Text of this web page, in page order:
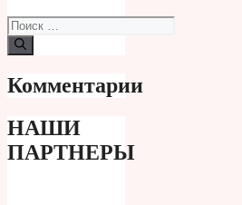
Поиск:
Комментарии
НАШИ
ПАРТНЕРЫ